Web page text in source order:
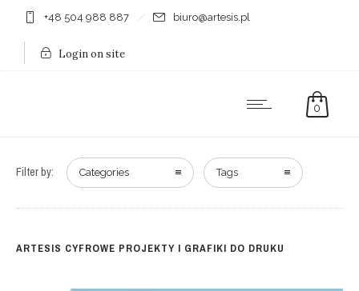
+48 504 988 887 biuro@artesis.pl
Login on site
0
Filter by: Categories Tags
ARTESIS CYFROWE PROJEKTY I GRAFIKI DO DRUKU